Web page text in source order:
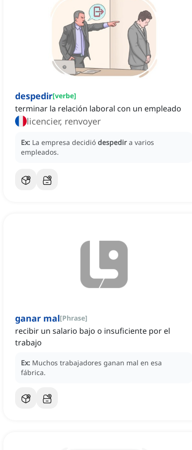
despedir[verbe]
terminar la relación laboral con un empleado
licencier, renvoyer
Ex: La empresa decidió despedir a varios
empleados.
ganar mal[Phrase]
recibir un salario bajo o insuficiente por el
trabajo
Ex: Muchos trabajadores ganan mal en esa
fábrica.